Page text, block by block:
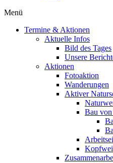
Menü
Termine & Aktionen
Aktuelle Infos
Bild des Tages
Unsere
Aktionen
Fotoaktion
Wanderungen
Aktiver
Bau